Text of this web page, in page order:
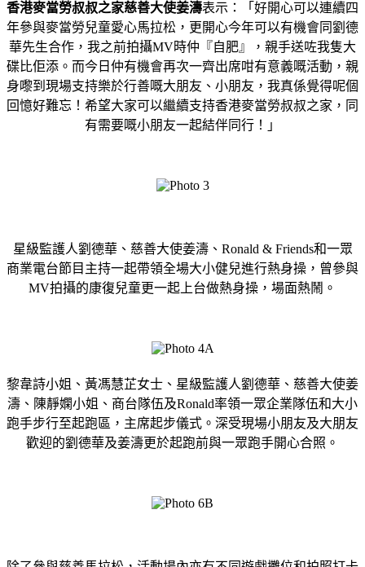
香港麥當勞叔叔之家慈善大使姜濤表示：「 好開心可以連續四
年參與麥當勞兒童愛心馬拉松， 更開心今年可以有機會同劉德
華先生合作，我之前拍攝MV時仲『自肥』，親手送咗我隻大
碟比佢添。 而今日仲有機會再次一齊出席咁有意義嘅活動， 親
身嚟到現場支持樂於行善嘅大朋友、小朋友， 我真係覺得呢個
回憶好難忘！ 希望大家可以繼續支持香港麥當勞叔叔之家， 同
有需要嘅小朋友一起結伴同行！」
星級監護人劉德華、慈善大使姜濤、Ronald & Friends和一眾
商業電台節目主持一起帶領全場大小健兒進行熱身操，曾參與
MV拍攝的康復兒童更一起上台做熱身操，場面熱鬧。
黎韋詩小姐、黃馮慧芷女士、星級監護人劉德華、慈善大使姜
濤、陳靜嫻小姐、商台隊伍及Ronald率領一眾企業隊伍和大小
跑手步行至起跑區，主席起步儀式。深受現場小朋友及大朋友
歡迎的劉德華及姜濤更於起跑前與一眾跑手開心合照。